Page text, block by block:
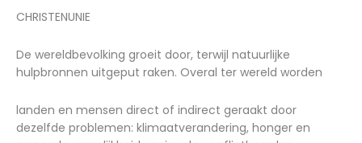
CHRISTENUNIE
De wereldbevolking groeit door, terwijl natuurlijke
hulpbronnen uitgeput raken. Overal ter wereld worden
landen en mensen direct of indirect geraakt door
dezelfde problemen: klimaatverandering, honger en